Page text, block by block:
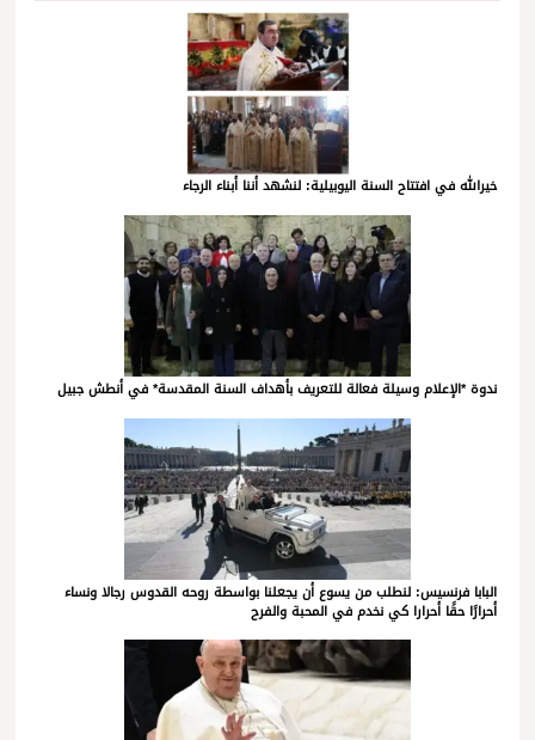
خيرالله في افتتاح السنة اليوبيلية: لنشهد أننا أبناء الرجاء
ندوة *الإعلام وسيلة فعالة للتعريف بأهداف السنة المقدسة* في أنطش جبيل
البابا فرنسيس: لنطلب من يسوع أن يجعلنا بواسطة روحه القدوس رجالا ونساء
أحرارًا حقًا أحرارا كي نخدم في المحبة والفرح